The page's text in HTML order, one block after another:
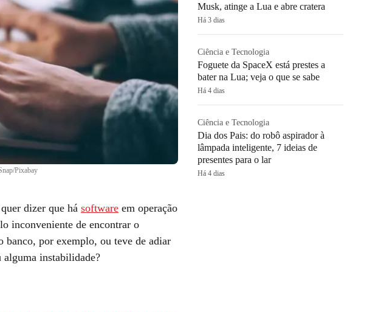
Pixabay
dizer que há software em operação
inconveniente de encontrar o
banco, por exemplo, ou teve de adiar
alguma instabilidade?
Musk, atinge a Lua e abre cratera
Há 3 dias
Ciência e Tecnologia
Foguete da SpaceX está prestes a
bater na Lua; veja o que se sabe
Há 4 dias
Ciência e Tecnologia
Dia dos Pais: do robô aspirador à
lâmpada inteligente, 7 ideias de
presentes para o lar
Há 4 dias